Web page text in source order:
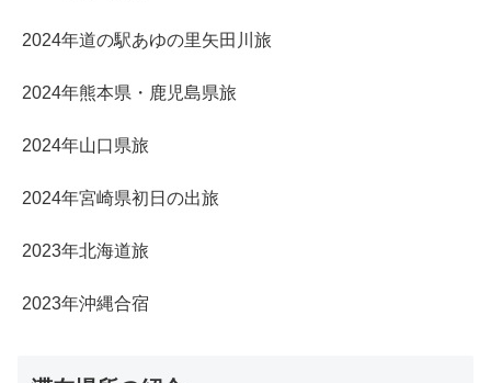
2024年道の駅あゆの里矢田川旅
2024年熊本県・鹿児島県旅
2024年山口県旅
2024年宮崎県初日の出旅
2023年北海道旅
2023年沖縄合宿